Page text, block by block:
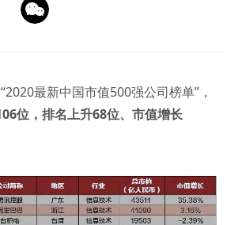
最新中国市值500强公司榜单”，
位，排名上升68位、市值增长